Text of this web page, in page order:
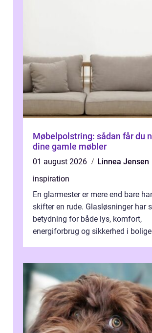
Møbelpolstring: sådan får du
dine gamle møbler
01 august 2026
Linnea Jensen
inspiration
En glarmester er mere end bare
skifter en rude. Glasløsninger har
betydning for både lys, komfort,
energiforbrug og sikkerhed i